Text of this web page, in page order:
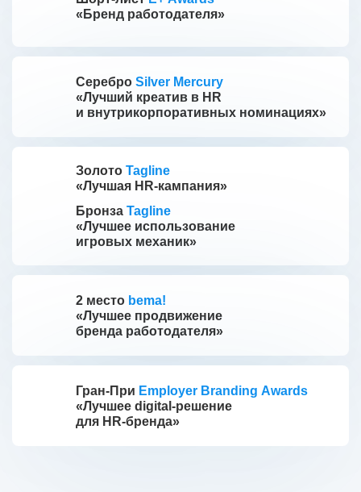
«Бренд работодателя»
Серебро Silver Mercury
«Лучший креатив в HR
и внутрикорпоративных номинациях»
Золото Tagline
«Лучшая HR-кампания»
Бронза Tagline
«Лучшее использование
игровых механик»
2 место bema!
«Лучшее продвижение
бренда работодателя»
Гран-При Employer Branding Awards
«Лучшее digital-решение
для HR-бренда»